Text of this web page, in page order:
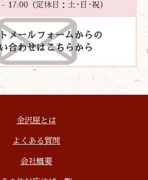
17:00（定休日：土･日･祝）
メールフォームからの
合わせはこちらから
金沢屋とは
よくある質問
会社概要